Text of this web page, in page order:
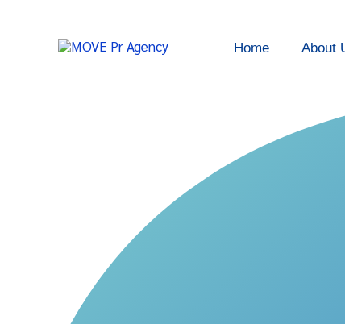
Home About